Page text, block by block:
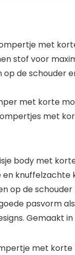
met
stof voor
de schouder
met korte
met
body met
en
op de
pasvorm
Gemaakt in
met korte